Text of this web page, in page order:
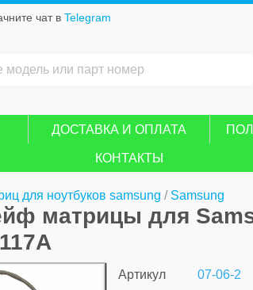
чат в Telegram
ДОСТАВКА И ОПЛАТА
КОНТАКТЫ
для ноутбуков samsung / Samsung
матрицы для
Артикул
07-06-2